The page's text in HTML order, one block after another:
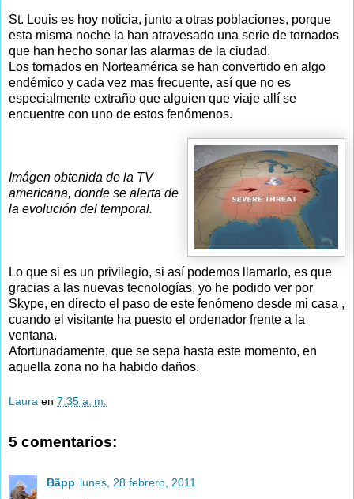
St. Louis es hoy noticia, junto a otras poblaciones, porque
esta misma noche la han atravesado una serie de tornados
que han hecho sonar las alarmas de la ciudad.
Los tornados en Norteamérica se han convertido en algo
endémico y cada vez mas frecuente, así que no es
especialmente extraño que alguien que viaje allí se
encuentre con uno de estos fenómenos.
Imágen obtenida de la TV
americana, donde se alerta de
la evolución del temporal.
Lo que si es un privilegio, si así podemos llamarlo, es que
gracias a las nuevas tecnologías, yo he podido ver por
Skype, en directo el paso de este fenómeno desde mi casa ,
cuando el visitante ha puesto el ordenador frente a la
ventana.
Afortunadamente, que se sepa hasta este momento, en
aquella zona no ha habido daños.
Laura en 7:35 a. m.
5 comentarios:
Bãpp lunes, 28 febrero, 2011